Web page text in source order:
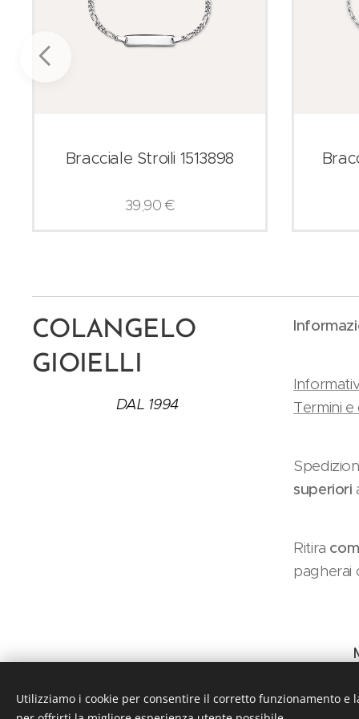
Bracciale Stroili 1513898
39,90€
COLANGELO
GIOIELLI
DAL 1994
Termini
superiori
Ritira
pagherai
Utilizziamo i cookie per consentire il corretto funzionamento e